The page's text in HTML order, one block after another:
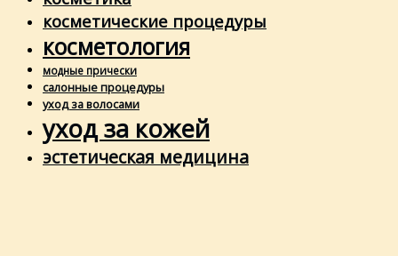
косметические процедуры
косметология
модные прически
салонные процедуры
уход за волосами
уход за кожей
эстетическая медицина